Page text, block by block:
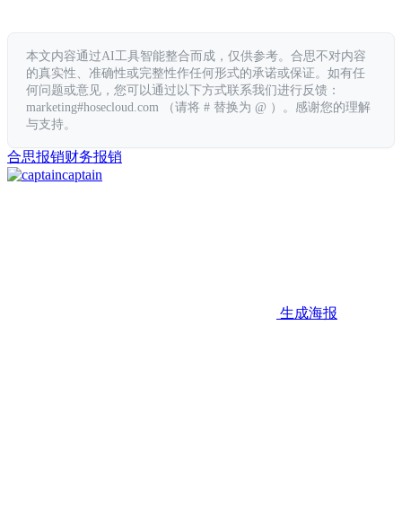
本文内容通过AI工具智能整合而成，仅供参考。合思不对内容
的真实性、准确性或完整性作任何形式的承诺或保证。如有任
何问题或意见，您可以通过以下方式联系我们进行反馈：
marketing#hosecloud.com （请将 # 替换为 @ ）。感谢您的理解
与支持。
合思报销财务报销
captain
生成海报